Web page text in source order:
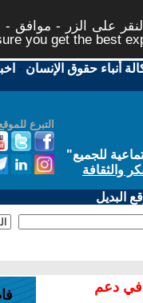
على الزر - موافق -
you get the best
أنباء حقوق الإنسان -
التبرع
للجميع"
والثقافة
البديل
في دعم